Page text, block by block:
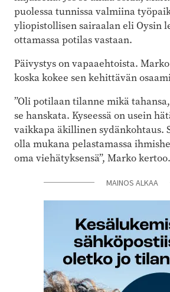
puolessa tunnissa valmiina
yliopistollisen sairaalan eli Oysin
ottamassa potilas vastaan.
Päivystys on vapaaehtoista.
koska kokee sen kehittävän
”Oli potilaan tilanne mikä
se hanskata. Kyseessä on usein
vaikkapa äkillinen sydänkohtaus.
olla mukana pelastamassa
oma viehätyksensä”, Marko kertoo.
MAINOS ALKAA